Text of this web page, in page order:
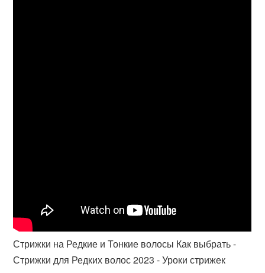
Стрижки на Редкие и Тонкие волосы Как выбрать -
Стрижки для Редких волос 2023 - Уроки стрижек